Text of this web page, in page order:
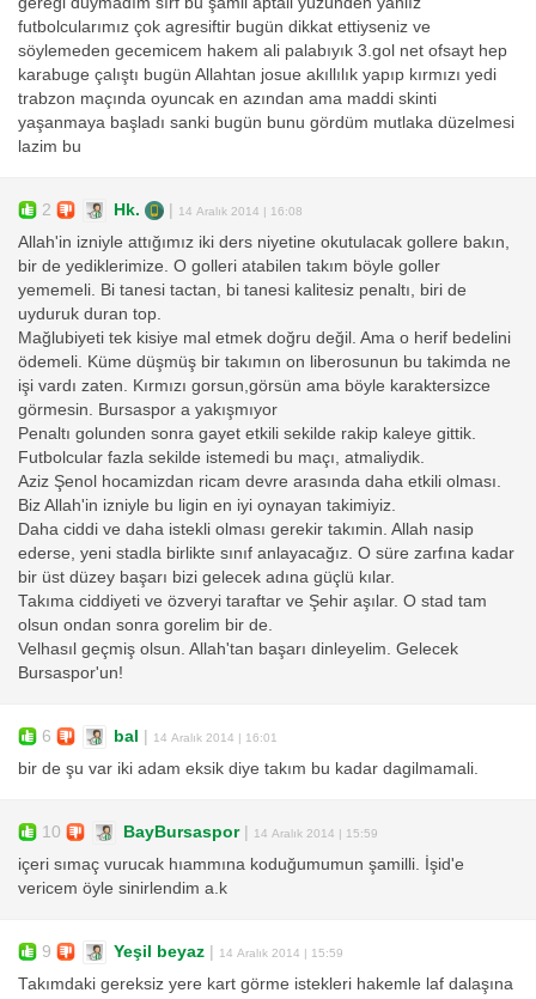
futbolcularımız çok agresiftir bugün dikkat ettiyseniz ve
söylemeden gecemicem hakem ali palabıyık 3.gol net ofsayt hep
karabuge çalıştı bugün Allahtan josue akıllılık yapıp kırmızı yedi
trabzon maçında oyuncak en azından ama maddi skinti
yaşanmaya başladı sanki bugün bunu gördüm mutlaka düzelmesi
lazim bu
2 Hk. | 14 Aralık 2014 | 16:08
Allah'in izniyle attığımız iki ders niyetine okutulacak gollere bakın,
bir de yediklerimize. O golleri atabilen takım böyle goller
yememeli. Bi tanesi tactan, bi tanesi kalitesiz penaltı, biri de
uyduruk duran top.
Mağlubiyeti tek kisiye mal etmek doğru değil. Ama o herif bedelini
ödemeli. Küme düşmüş bir takımın on liberosunun bu takimda ne
işi vardı zaten. Kırmızı gorsun,görsün ama böyle karaktersizce
görmesin. Bursaspor a yakışmıyor
Penaltı golunden sonra gayet etkili sekilde rakip kaleye gittik.
Futbolcular fazla sekilde istemedi bu maçı, atmaliydik.
Aziz Şenol hocamizdan ricam devre arasında daha etkili olması.
Biz Allah'in izniyle bu ligin en iyi oynayan takimiyiz.
Daha ciddi ve daha istekli olması gerekir takımin. Allah nasip
ederse, yeni stadla birlikte sınıf anlayacağız. O süre zarfına kadar
bir üst düzey başarı bizi gelecek adına güçlü kılar.
Takıma ciddiyeti ve özveryi taraftar ve Şehir aşılar. O stad tam
olsun ondan sonra gorelim bir de.
Velhasıl geçmiş olsun. Allah'tan başarı dinleyelim. Gelecek
Bursaspor'un!
6 bal | 14 Aralık 2014 | 16:01
bir de şu var iki adam eksik diye takım bu kadar dagilmamali.
10 BayBursaspor| 14 Aralık 2014 | 15:59
içeri sımaç vurucak hıammına koduğumumun şamilli. İşid'e
vericem öyle sinirlendim a.k
9 Yeşil beyaz | 14 Aralık 2014 | 15:59
Takımdaki gereksiz yere kart görme istekleri hakemle laf dalaşına